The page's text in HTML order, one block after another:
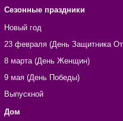
Сезонные праздники
Новый год
23 февраля (День Защитника
8 марта (День Женщин)
9 мая (День Победы)
Выпускной
Дом